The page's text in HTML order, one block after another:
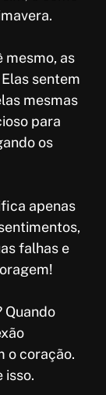
mesmo, as
sentem
mesmas
para
os
apenas
falhas e
Quando
o coração.
isso.